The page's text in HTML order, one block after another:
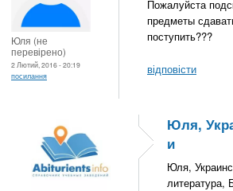
Юля (не
перевірено)
2 Лютий, 2016 - 20:19
посилання
Пожалуйста
предметы
поступить???
відповісти
Юля,
и
Юля,
литература,